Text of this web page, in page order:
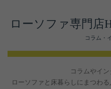
ローソファ専門店
コラム・
コラムやイン
ローソファと床暮らしにまつわ